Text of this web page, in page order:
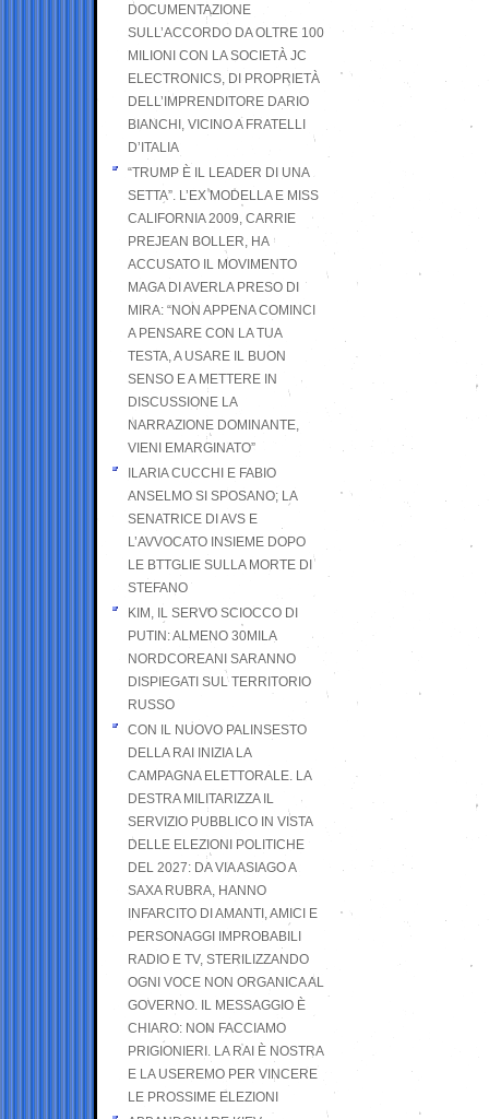
DOCUMENTAZIONE
SULL’ACCORDO DA OLTRE 100
MILIONI CON LA SOCIETÀ JC
ELECTRONICS, DI PROPRIETÀ
DELL’IMPRENDITORE DARIO
BIANCHI, VICINO A FRATELLI
D’ITALIA
“TRUMP È IL LEADER DI UNA
SETTA”. L’EX MODELLA E MISS
CALIFORNIA 2009, CARRIE
PREJEAN BOLLER, HA
ACCUSATO IL MOVIMENTO
MAGA DI AVERLA PRESO DI
MIRA: “NON APPENA COMINCI
A PENSARE CON LA TUA
TESTA, A USARE IL BUON
SENSO E A METTERE IN
DISCUSSIONE LA
NARRAZIONE DOMINANTE,
VIENI EMARGINATO”
ILARIA CUCCHI E FABIO
ANSELMO SI SPOSANO; LA
SENATRICE DI AVS E
L’AVVOCATO INSIEME DOPO
LE BTTGLIE SULLA MORTE DI
STEFANO
KIM, IL SERVO SCIOCCO DI
PUTIN: ALMENO 30MILA
NORDCOREANI SARANNO
DISPIEGATI SUL TERRITORIO
RUSSO
CON IL NUOVO PALINSESTO
DELLA RAI INIZIA LA
CAMPAGNA ELETTORALE. LA
DESTRA MILITARIZZA IL
SERVIZIO PUBBLICO IN VISTA
DELLE ELEZIONI POLITICHE
DEL 2027: DA VIA ASIAGO A
SAXA RUBRA, HANNO
INFARCITO DI AMANTI, AMICI E
PERSONAGGI IMPROBABILI
RADIO E TV, STERILIZZANDO
OGNI VOCE NON ORGANICA AL
GOVERNO. IL MESSAGGIO È
CHIARO: NON FACCIAMO
PRIGIONIERI. LA RAI È NOSTRA
E LA USEREMO PER VINCERE
LE PROSSIME ELEZIONI